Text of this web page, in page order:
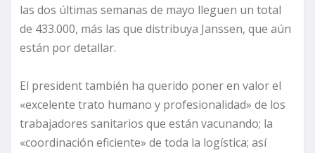
las dos últimas semanas de mayo lleguen un total
de 433.000, más las que distribuya Janssen, que aún
están por detallar.
El president también ha querido poner en valor el
«excelente trato humano y profesionalidad» de los
trabajadores sanitarios que están vacunando; la
«coordinación eficiente» de toda la logística; así